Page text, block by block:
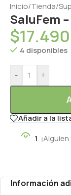
Inicio/Tienda/
SaluFem
$17.490
4 disponibles
- +
Añadir a la
1
Información